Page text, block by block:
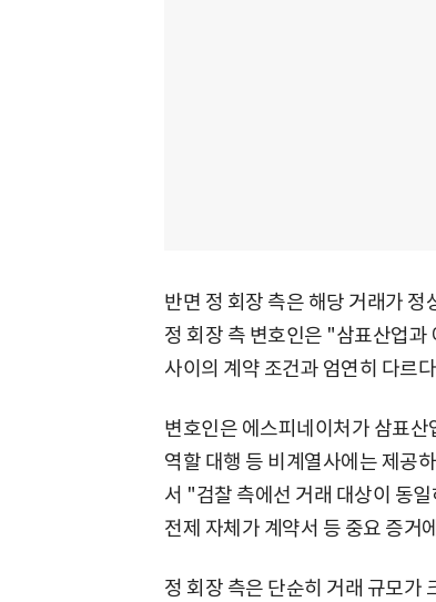
반면 정 회장 측은 해당 거래가
정 회장 측 변호인은 "삼표산업
사이의 계약 조건과 엄연히 다르
변호인은 에스피네이처가 삼표
역할 대행 등 비계열사에는 제공
서 "검찰 측에선 거래 대상이 동
전제 자체가 계약서 등 중요 증거
정 회장 측은 단순히 거래 규모가